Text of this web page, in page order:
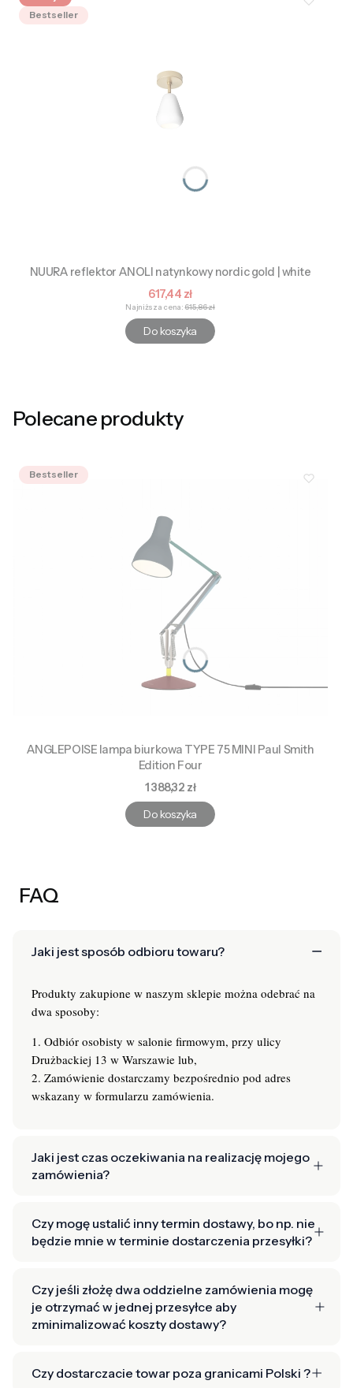
Bestseller
NUURA reflektor ANOLI natynkowy nordic gold | white
Cena promocyjna
617,44 zł
Najniższa cena: 615,86 zł
Do koszyka
Polecane produkty
Bestseller
ANGLEPOISE lampa biurkowa TYPE 75 MINI Paul Smith
Edition Four
Cena
1 388,32 zł
Do koszyka
FAQ
Jaki jest sposób odbioru towaru?
Produkty zakupione w naszym sklepie można odebrać na
dwa sposoby:
1. Odbiór osobisty w salonie firmowym, przy ulicy
Drużbackiej 13 w Warszawie lub,
2. Zamówienie dostarczamy bezpośrednio pod adres
wskazany w formularzu zamówienia.
Jaki jest czas oczekiwania na realizację mojego
zamówienia?
Czy mogę ustalić inny termin dostawy, bo np. nie
będzie mnie w terminie dostarczenia przesyłki?
Czy jeśli złożę dwa oddzielne zamówienia mogę
je otrzymać w jednej przesyłce aby
zminimalizować koszty dostawy?
Czy dostarczacie towar poza granicami Polski ?